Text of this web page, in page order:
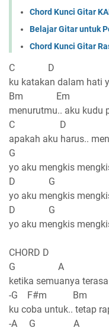
Chord Kunci Gitar
Belajar Gitar untuk
Chord Kunci Gitar
C D
ku katakan dalam hati
Bm Em
menurutmu.. aku kudu
C D
apakah aku harus..
G
yo aku mengkis
D G
yo aku mengkis
D G
yo aku mengkis
CHORD D
G A
ketika semuanya
-G F#m Bm
ku coba untuk.. tetap
-A G A